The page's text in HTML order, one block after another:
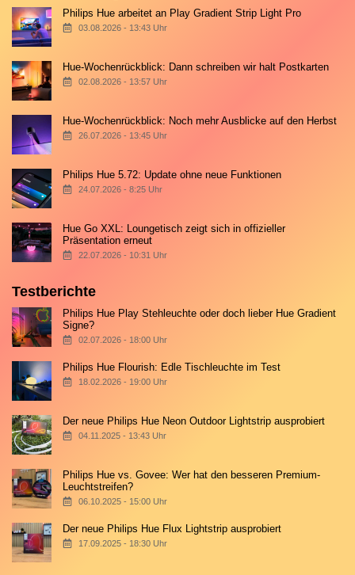
Philips Hue arbeitet an Play Gradient Strip Light Pro
03.08.2026 - 13:43 Uhr
Hue-Wochenrückblick: Dann schreiben wir halt Postkarten
02.08.2026 - 13:57 Uhr
Hue-Wochenrückblick: Noch mehr Ausblicke auf den Herbst
26.07.2026 - 13:45 Uhr
Philips Hue 5.72: Update ohne neue Funktionen
24.07.2026 - 8:25 Uhr
Hue Go XXL: Loungetisch zeigt sich in offizieller
Präsentation erneut
22.07.2026 - 10:31 Uhr
Testberichte
Philips Hue Play Stehleuchte oder doch lieber Hue Gradient
Signe?
02.07.2026 - 18:00 Uhr
Philips Hue Flourish: Edle Tischleuchte im Test
18.02.2026 - 19:00 Uhr
Der neue Philips Hue Neon Outdoor Lightstrip ausprobiert
04.11.2025 - 13:43 Uhr
Philips Hue vs. Govee: Wer hat den besseren Premium-
Leuchtstreifen?
06.10.2025 - 15:00 Uhr
Der neue Philips Hue Flux Lightstrip ausprobiert
17.09.2025 - 18:30 Uhr